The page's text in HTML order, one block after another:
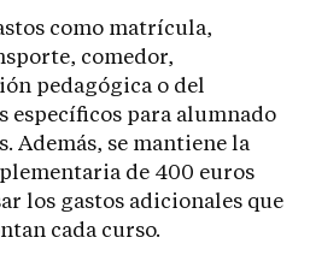
como matrícula,
comedor,
pedagógica o del
específicos para alumnado
Además, se mantiene la
de 400 euros
los gastos adicionales que
cada curso.